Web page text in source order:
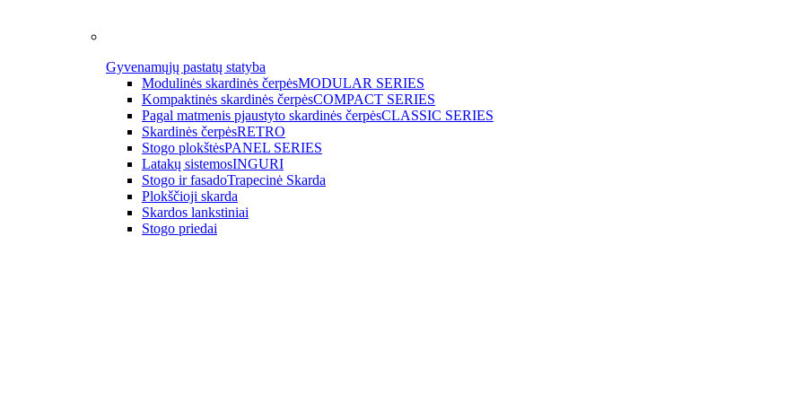
Gyvenamųjų pastatų statyba
Modulinės skardinės čerpėsMODULAR SERIES
Kompaktinės skardinės čerpėsCOMPACT SERIES
Pagal matmenis pjaustyto skardinės čerpėsCLASSIC SERIES
Skardinės čerpėsRETRO
Stogo plokštėsPANEL SERIES
Latakų sistemosINGURI
Stogo ir fasadoTrapecinė Skarda
Plokščioji skarda
Skardos lankstiniai
Stogo priedai